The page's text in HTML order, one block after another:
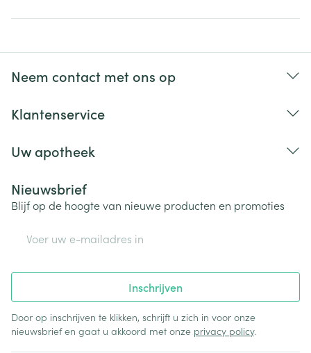
Neem contact met ons op
Klantenservice
Uw apotheek
Nieuwsbrief
Blijf op de hoogte van nieuwe producten en promoties
Inschrijven
Door op inschrijven te klikken, schrijft u zich in voor onze
nieuwsbrief en gaat u akkoord met onze privacy policy.